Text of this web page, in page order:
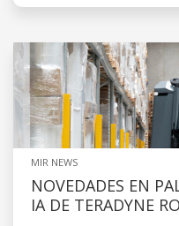
MIR NEWS
NOVEDADES EN
IA DE TERADYNE